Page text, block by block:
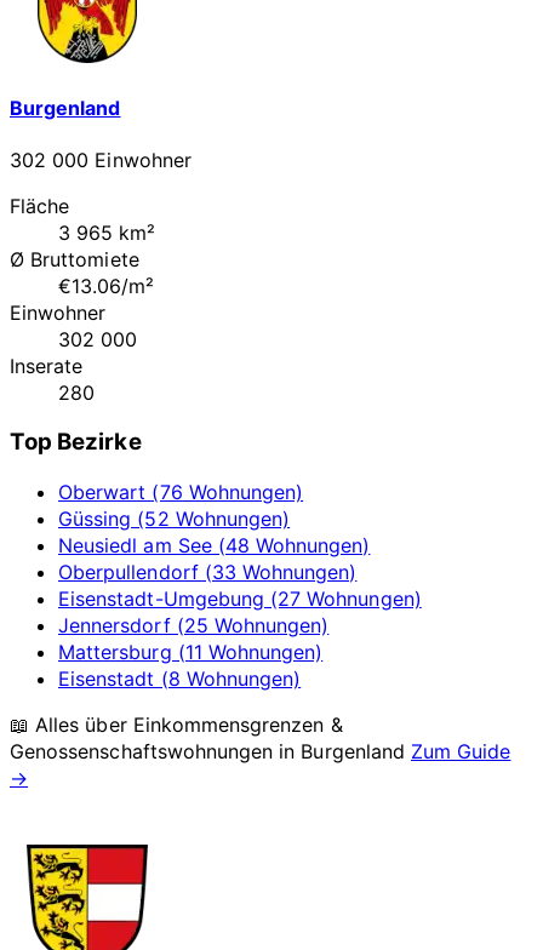
Burgenland
302 000 Einwohner
Fläche
3 965 km²
Ø Bruttomiete
€13.06/m²
Einwohner
302 000
Inserate
280
Top Bezirke
Oberwart (76 Wohnungen)
Güssing (52 Wohnungen)
Neusiedl am See (48 Wohnungen)
Oberpullendorf (33 Wohnungen)
Eisenstadt-Umgebung (27 Wohnungen)
Jennersdorf (25 Wohnungen)
Mattersburg (11 Wohnungen)
Eisenstadt (8 Wohnungen)
📖 Alles über Einkommensgrenzen &
Genossenschaftswohnungen in Burgenland Zum Guide
→